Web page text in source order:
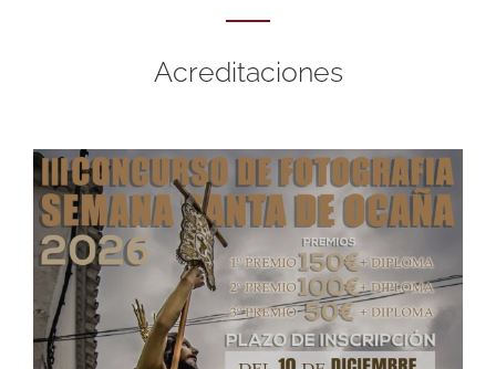
Acreditaciones